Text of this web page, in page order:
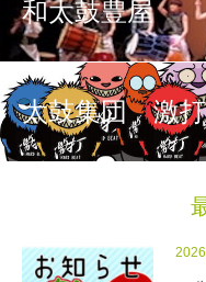
和太鼓豊屋
太鼓集団 激打